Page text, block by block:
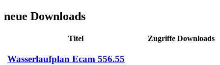
neue Downloads
Titel Zugriffe Downloads
Wasserlaufplan Ecam 556.55